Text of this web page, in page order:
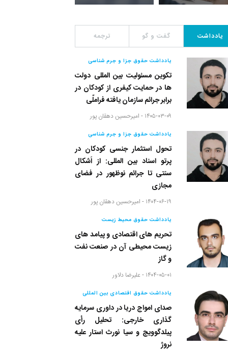
یادداشت گفت و گو ترجمه
یادداشت حقوق جزا و جرم شناسی
تکوین مسئولیت بین المللی دولت
ها در حمایت کیفری از کودکان در
برابر جرائم سازمان یافته فراملّی
۱۴۰۵-۰۳-۰۹ - امیرحسین دهقان پور
یادداشت حقوق جزا و جرم شناسی
تحول استثمار جنسی کودکان در
پرتو اسناد بین المللی: از اَشکال
سنتی تا جرائم نوظهور در فضای
مجازی
۱۴۰۴-۰۶-۱۹ - امیرحسین دهقان پور
یادداشت حقوق محیط زیست
تحریم های اقتصادی و پیامد های
زیست محیطی آن در صنعت نفت
و گاز
۱۴۰۴-۰۵-۰۱ - علیرضا دلاور
یادداشت حقوق اقتصادی بین المللی
صدای امواج دریا در داوری سرمایه
گذاری خارجی: تحلیل رأی
پیلدگوویچ و سیا نورث استار علیه
نروژ